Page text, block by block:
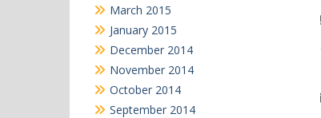
March 2015
January 2015
December 2014
November 2014
October 2014
September 2014